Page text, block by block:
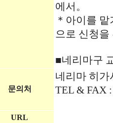
에서。
＊아이를
으로 신청
■네리마구
문의처
네리마 히
TEL & FAX
URL